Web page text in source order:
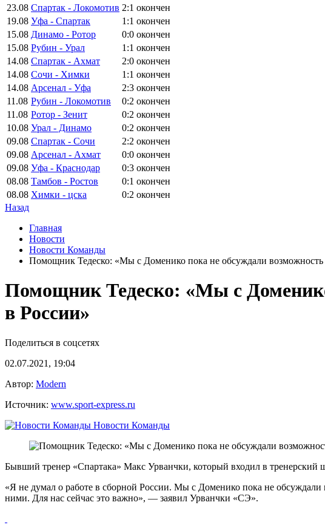
23.08 Спартак - Локомотив 2:1 окончен
19.08 Уфа - Спартак 1:1 окончен
15.08 Динамо - Ротор 0:0 окончен
15.08 Рубин - Урал 1:1 окончен
14.08 Спартак - Ахмат 2:0 окончен
14.08 Сочи - Химки 1:1 окончен
14.08 Арсенал - Уфа 2:3 окончен
11.08 Рубин - Локомотив 0:2 окончен
11.08 Ротор - Зенит 0:2 окончен
10.08 Урал - Динамо 0:2 окончен
09.08 Спартак - Сочи 2:2 окончен
09.08 Арсенал - Ахмат 0:0 окончен
09.08 Уфа - Краснодар 0:3 окончен
08.08 Тамбов - Ростов 0:1 окончен
08.08 Химки - цска 0:2 окончен
Назад
Главная
Новости
Новости Команды
Помощник Тедеско: «Мы с Доменико пока не обсуждали возможность
Помощник Тедеско: «Мы с
в России»
Поделиться в соцсетях
02.07.2021, 19:04
Автор: Modern
Источник: www.sport-express.ru
Новости Команды
Бывший тренер «Спартака» Макс Урванчки, который входил в тренерский
«Я не думал о работе в сборной России. Мы с Доменико пока не
ними. Для нас сейчас это важно», — заявил Урванчки «СЭ».